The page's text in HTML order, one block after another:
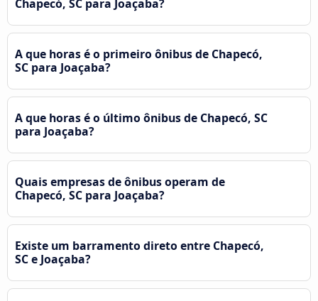
Chapecó, SC para Joaçaba?
A que horas é o primeiro ônibus de Chapecó,
SC para Joaçaba?
A que horas é o último ônibus de Chapecó, SC
para Joaçaba?
Quais empresas de ônibus operam de
Chapecó, SC para Joaçaba?
Existe um barramento direto entre Chapecó,
SC e Joaçaba?